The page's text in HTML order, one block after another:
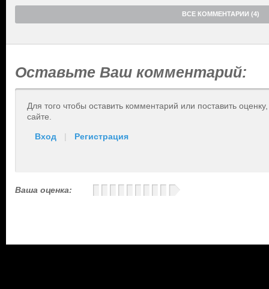
ВСЕ КОММЕНТАРИИ (4)
Оставьте Ваш комментарий:
Для того чтобы оставить комментарий или поставить
сайте.
Вход | Регистрация
Ваша оценка: